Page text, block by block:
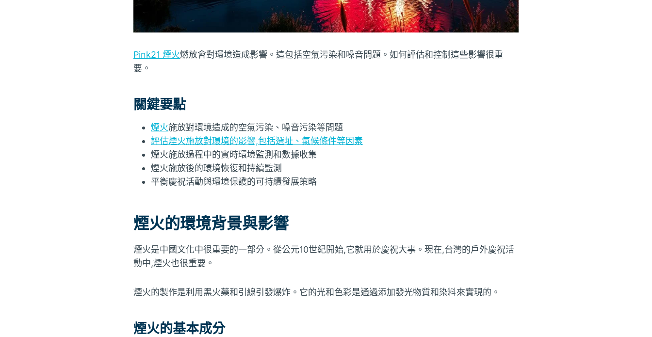
Pink21 煙火燃放會對環境造成影響。這包括空氣污染和噪音問題。如何評估和控制這些影響很重
要。
關鍵要點
煙火施放對環境造成的空氣污染、噪音污染等問題
評估煙火施放對環境的影響,包括選址、氣候條件等因素
煙火施放過程中的實時環境監測和數據收集
煙火施放後的環境恢復和持續監測
平衡慶祝活動與環境保護的可持續發展策略
煙火的環境背景與影響
煙火是中國文化中很重要的一部分。從公元10世紀開始,它就用於慶祝大事。現在,台灣的戶外慶祝活
動中,煙火也很重要。
煙火的製作是利用黑火藥和引線引發爆炸。它的光和色彩是通過添加發光物質和染料來實現的。
煙火的基本成分